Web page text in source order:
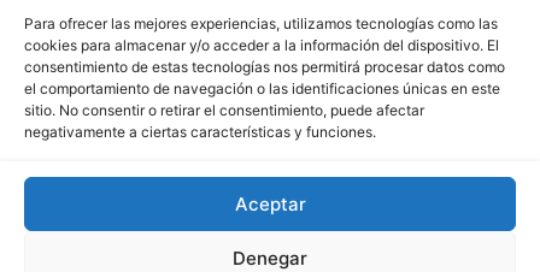
Para ofrecer las mejores experiencias, utilizamos tecnologías como las
cookies para almacenar y/o acceder a la información del dispositivo. El
consentimiento de estas tecnologías nos permitirá procesar datos como
el comportamiento de navegación o las identificaciones únicas en este
sitio. No consentir o retirar el consentimiento, puede afectar
negativamente a ciertas características y funciones.
Aceptar
Denegar